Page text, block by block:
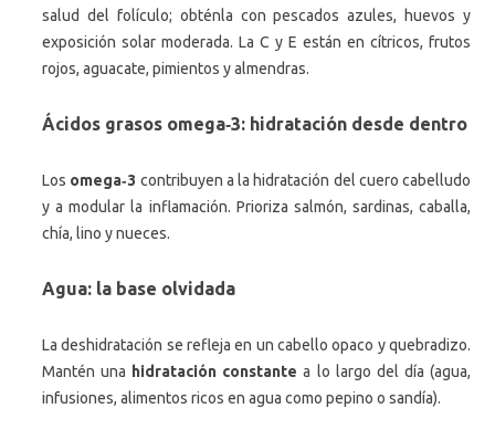
salud del folículo; obténla con pescados azules, huevos y
exposición solar moderada. La C y E están en cítricos, frutos
rojos, aguacate, pimientos y almendras.
Ácidos grasos omega‑3: hidratación desde dentro
Los omega‑3 contribuyen a la hidratación del cuero cabelludo
y a modular la inflamación. Prioriza salmón, sardinas, caballa,
chía, lino y nueces.
Agua: la base olvidada
La deshidratación se refleja en un cabello opaco y quebradizo.
Mantén una hidratación constante a lo largo del día (agua,
infusiones, alimentos ricos en agua como pepino o sandía).